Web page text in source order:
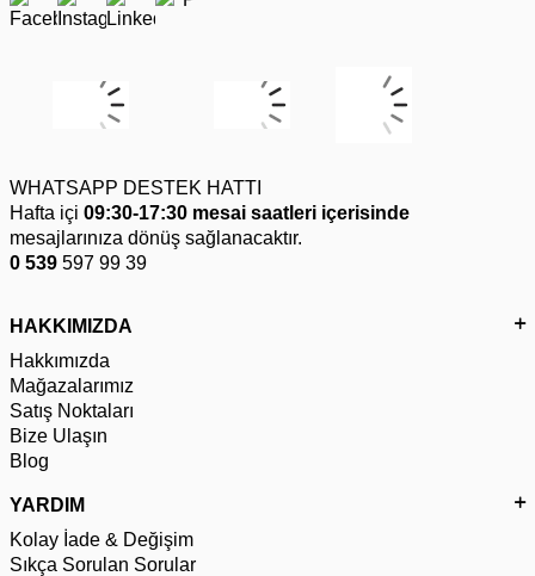
WHATSAPP DESTEK HATTI
Hafta içi 09:30-17:30 mesai saatleri içerisinde
mesajlarınıza dönüş sağlanacaktır.
0 539 597 99 39
HAKKIMIZDA
Hakkımızda
Mağazalarımız
Satış Noktaları
Bize Ulaşın
Blog
YARDIM
Kolay İade & Değişim
Sıkça Sorulan Sorular